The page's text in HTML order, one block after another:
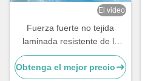
El video
Fuerza fuerte no tejida
laminada resistente de la
materia prima de la tela de
agua para el uso médico
Obtenga el mejor precio